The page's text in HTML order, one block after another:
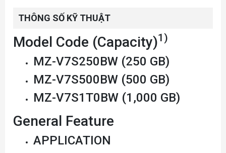
THÔNG SỐ KỸ THUẬT
Model Code (Capacity)1)
MZ-V7S250BW (250 GB)
MZ-V7S500BW (500 GB)
MZ-V7S1T0BW (1,000 GB)
General Feature
APPLICATION